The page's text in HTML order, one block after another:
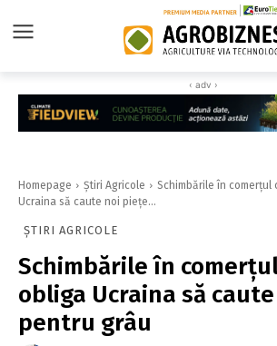
‹ adv ›
Homepage Știri Agricole
Schimbările în comerțul
Ucraina să caute noi piețe...
ȘTIRI AGRICOLE
Schimbările în
obliga Ucraina să
pentru grâu